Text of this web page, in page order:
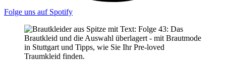
Folge uns auf Spotify